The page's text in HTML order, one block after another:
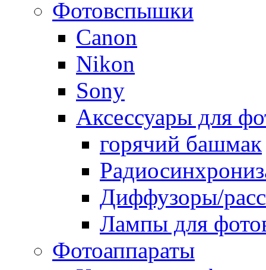
Фотовспышки
Canon
Nikon
Sony
Аксессуары для
горячий башмак
Диффузоры/
Лампы для
Фотоаппараты